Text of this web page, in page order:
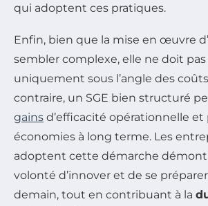
qui adoptent ces pratiques.
Enfin, bien que la mise en œuvre
sembler complexe, elle ne doit
uniquement sous l’angle des
contraire, un SGE bien structuré
gains d’efficacité opérationnelle
économies à long terme. Les
adoptent cette démarche
volonté d’innover et de se
demain, tout en contribuant à la